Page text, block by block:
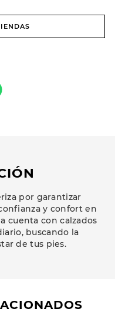
por garantizar
y confort en
cuenta con calzados
buscando la
de tus pies.